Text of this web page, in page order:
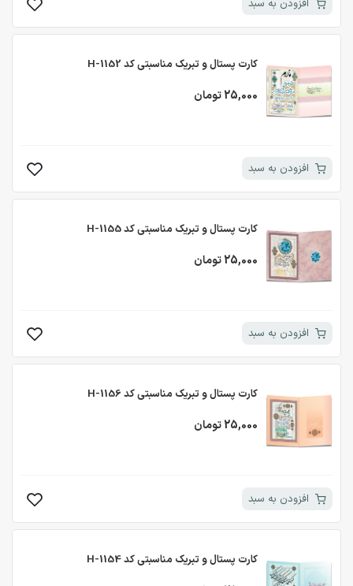
افزودن به سبد
کارت پستال و تبریک مناسبتی کد H-1152
25,000 تومان
افزودن به سبد
کارت پستال و تبریک مناسبتی کد H-1155
25,000 تومان
افزودن به سبد
کارت پستال و تبریک مناسبتی کد H-1156
25,000 تومان
افزودن به سبد
کارت پستال و تبریک مناسبتی کد H-1154